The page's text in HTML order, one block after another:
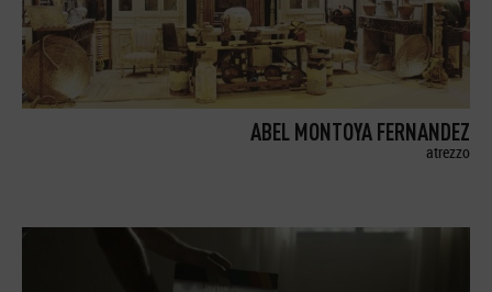
ABEL MONTOYA FERNANDEZ
atrezzo